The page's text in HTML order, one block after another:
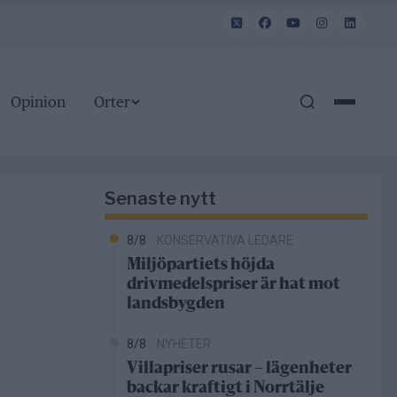
Opinion Orter
Senaste nytt
8/8 KONSERVATIVA LEDARE
Miljöpartiets höjda
drivmedelspriser är hat mot
landsbygden
8/8 NYHETER
Villapriser rusar – lägenheter
backar kraftigt i Norrtälje